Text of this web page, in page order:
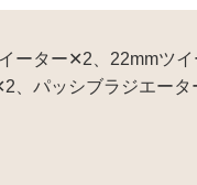
ーター✕2、22mmツ
、パッシブラジエー